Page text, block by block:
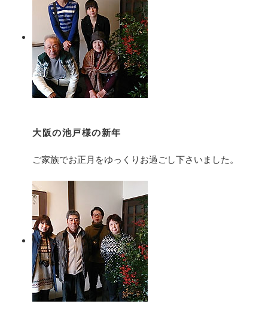
大阪の池戸様の新年
ご家族でお正月をゆっくりお過ごし下さいました。